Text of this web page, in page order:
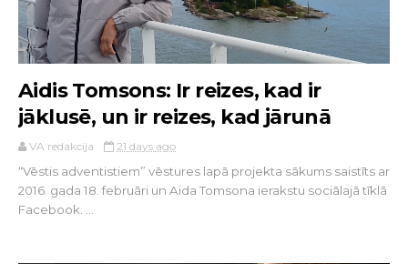
Aidis Tomsons: Ir reizes, kad ir
jāklusē, un ir reizes, kad jārunā
VA redakcija 21 days ago
“Vēstis adventistiem” vēstures lapā projekta sākums saistīts ar
2016. gada 18. februāri un Aida Tomsona ierakstu sociālajā tīklā
Facebook. ...